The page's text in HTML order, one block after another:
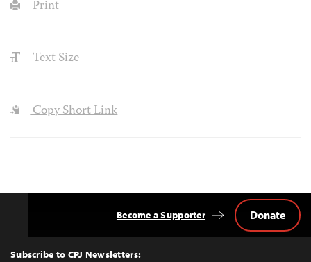
Print
Text Size
Copy Short Link
Top
Subscribe to CPJ Newsletters:
Become a Supporter Donate